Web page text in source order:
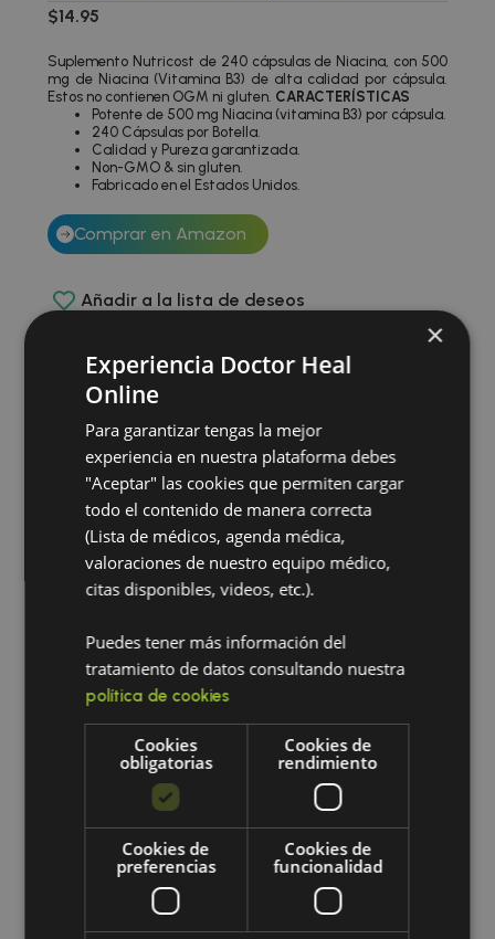
$14.95
Suplemento Nutricost de 240 cápsulas de Niacina, con 500
mg de Niacina (Vitamina B3) de alta calidad por cápsula.
Estos no contienen OGM ni gluten. CARACTERÍSTICAS
Potente de 500 mg Niacina (vitamina B3) por cápsula.
240 Cápsulas por Botella.
Calidad y Pureza garantizada.
Non-GMO & sin gluten.
Fabricado en el Estados Unidos.
Comprar en Amazon
Añadir a la lista de deseos
Reseñas
No hay valoraciones aún.
Sé el primero en valorar “Suplemento Nutricost
Niacina de vitamina B3 (240 cápsulas)”
Debesaccederpara publicar una valoración.
Explora nuestros productos
relacionados
×
Experiencia Doctor Heal
Online
Para garantizar tengas la mejor
experiencia en nuestra plataforma debes
"Aceptar" las cookies que permiten cargar
todo el contenido de manera correcta
(Lista de médicos, agenda médica,
valoraciones de nuestro equipo médico,
citas disponibles, videos, etc.).
Puedes tener más información del
tratamiento de datos consultando nuestra
política de cookies
Cookies
obligatorias
Cookies de
rendimiento
Cookies de
preferencias
Cookies de
funcionalidad